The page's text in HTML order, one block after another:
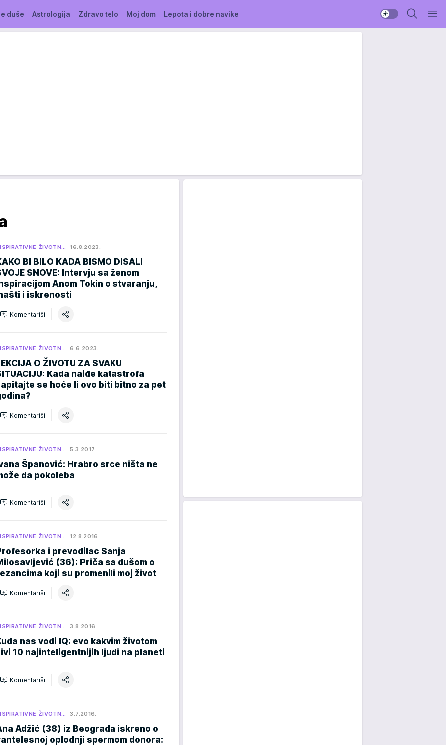
duše Astrologija Zdravo telo Moj dom Lepota i dobre navike
ŽIVOTN… 16.8.2023.
BI BILO KADA BISMO DISALI
SNOVE: Intervju sa ženom
Anom Tokin o stvaranju,
i iskrenosti
Komentariši
ŽIVOTN… 6.6.2023.
O ŽIVOTU ZA SVAKU
Kada naiđe katastrofa
se hoće li ovo biti bitno za pet
Komentariši
ŽIVOTN… 5.3.2017.
Španović: Hrabro srce ništa ne
da pokoleba
Komentariši
ŽIVOTN… 12.8.2016.
i prevodilac Sanja
(36): Priča sa dušom o
koji su promenili moj život
Komentariši
ŽIVOTN… 3.8.2016.
nas vodi IQ: evo kakvim životom
10 najinteligentnijih ljudi na planeti
Komentariši
ŽIVOTN… 3.7.2016.
Adžić (38) iz Beograda iskreno o
oplodnji spermom donora: